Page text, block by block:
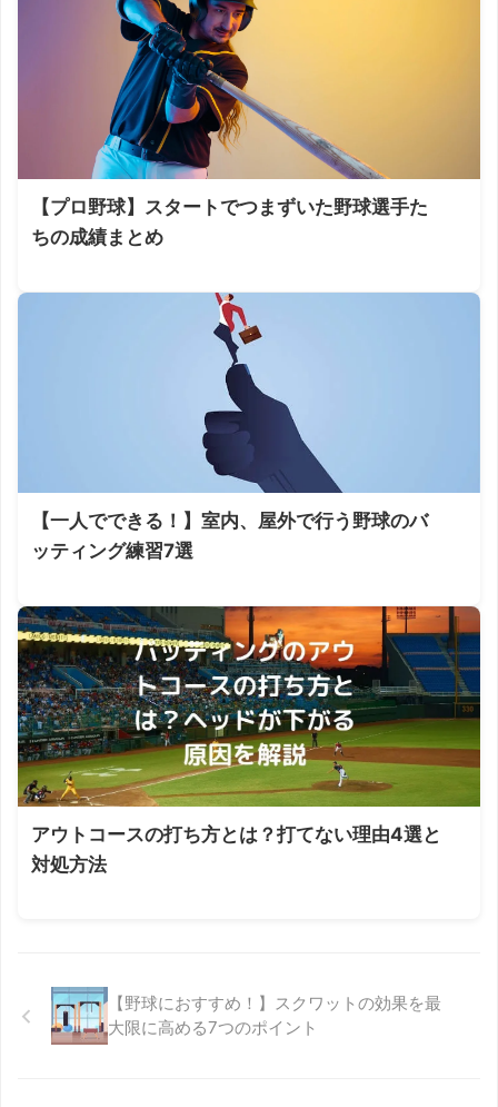
【プロ野球】スタートでつまずいた野球選手た
ちの成績まとめ
【一人でできる！】室内、屋外で行う野球のバ
ッティング練習7選
アウトコースの打ち方とは？打てない理由4選と
対処方法
【野球におすすめ！】スクワットの効果を最
大限に高める7つのポイント